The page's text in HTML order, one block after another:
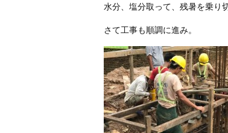
水分、塩分取って、残暑を乗り
さて工事も順調に進み。